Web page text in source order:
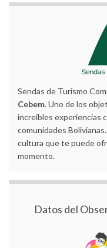
Sendas de Turismo
Cebem. Uno de los
increíbles experiencias
comunidades
cultura que te puede
momento.
Datos del